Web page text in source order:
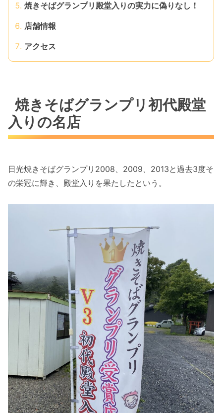
焼きそばグランプリ殿堂入りの実力に偽りなし！
店舗情報
アクセス
焼きそばグランプリ初代殿堂
入りの名店
日光焼きそばグランプリ2008、2009、2013と過去3度そ
の栄冠に輝き、殿堂入りを果たしたという。